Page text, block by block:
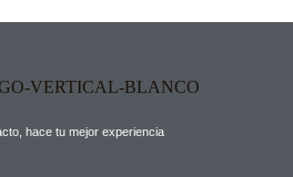
hace tu mejor experiencia